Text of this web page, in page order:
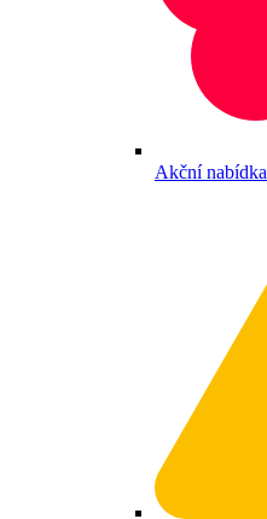
Akční nabídka